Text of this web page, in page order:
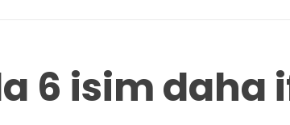
6 isim daha